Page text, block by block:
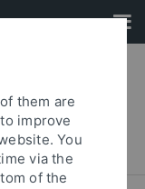
(ZITh)
them are
improve
You
via the
of the